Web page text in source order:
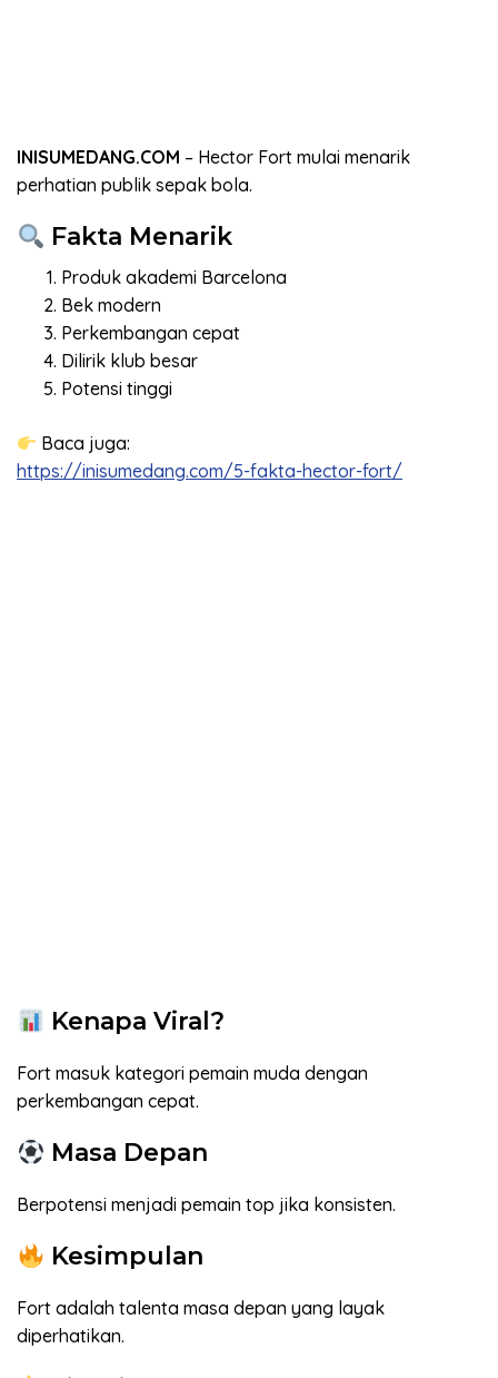
INISUMEDANG.COM – Hector Fort mulai menarik
perhatian publik sepak bola.
Fakta Menarik
Produk akademi Barcelona
Bek modern
Perkembangan cepat
Dilirik klub besar
Potensi tinggi
Baca juga:
https://inisumedang.com/5-fakta-hector-fort/
Kenapa Viral?
Fort masuk kategori pemain muda dengan
perkembangan cepat.
Masa Depan
Berpotensi menjadi pemain top jika konsisten.
Kesimpulan
Fort adalah talenta masa depan yang layak
diperhatikan.